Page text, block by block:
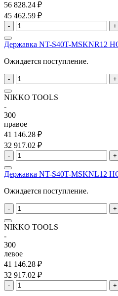
56 828.24 ₽
45 462.59 ₽
- +
Державка NT-S40T-MSKNR12
Ожидается поступление.
- +
NIKKO TOOLS
-
300
правое
41 146.28 ₽
32 917.02 ₽
- +
Державка NT-S40T-MSKNL12
Ожидается поступление.
- +
NIKKO TOOLS
-
300
левое
41 146.28 ₽
32 917.02 ₽
- +